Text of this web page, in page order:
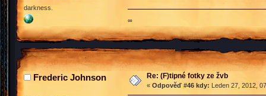
darkness.
∞
Frederic Johnson Re: (F)tipné fotky ze žvb
« Odpověď #46 kdy: Leden 27, 2012,